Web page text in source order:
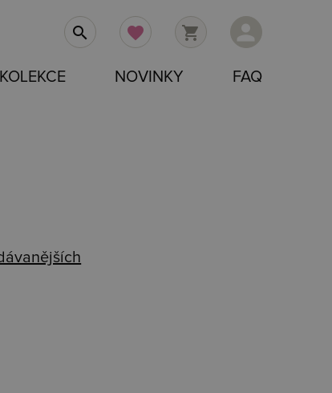
person
shopping_cart
favorite
search
KOLEKCE NOVINKY FAQ